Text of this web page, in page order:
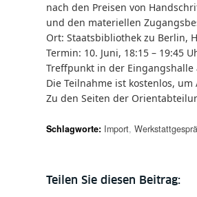
nach den Preisen von
und den materiellen
Ort: Staatsbibliothek zu Berlin,
Termin: 10. Juni, 18:15 – 19:45
Treffpunkt in der
Die Teilnahme ist kostenlos, um
Zu den Seiten der
Schlagworte: Import,